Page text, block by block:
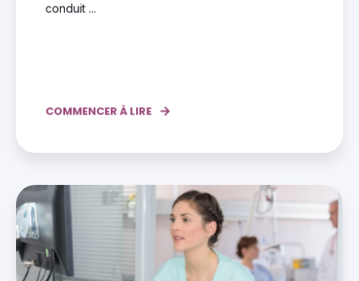
conduit ...
COMMENCER À LIRE